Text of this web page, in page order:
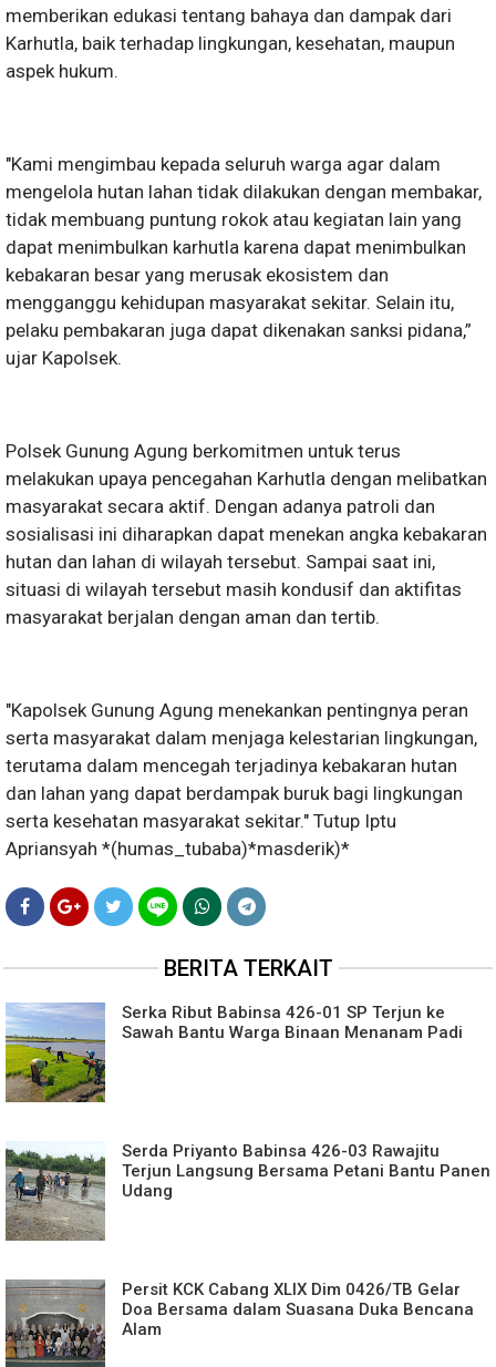
memberikan edukasi tentang bahaya dan dampak dari
Karhutla, baik terhadap lingkungan, kesehatan, maupun
aspek hukum.
"Kami mengimbau kepada seluruh warga agar dalam
mengelola hutan lahan tidak dilakukan dengan membakar,
tidak membuang puntung rokok atau kegiatan lain yang
dapat menimbulkan karhutla karena dapat menimbulkan
kebakaran besar yang merusak ekosistem dan
mengganggu kehidupan masyarakat sekitar. Selain itu,
pelaku pembakaran juga dapat dikenakan sanksi pidana,”
ujar Kapolsek.
Polsek Gunung Agung berkomitmen untuk terus
melakukan upaya pencegahan Karhutla dengan melibatkan
masyarakat secara aktif. Dengan adanya patroli dan
sosialisasi ini diharapkan dapat menekan angka kebakaran
hutan dan lahan di wilayah tersebut. Sampai saat ini,
situasi di wilayah tersebut masih kondusif dan aktifitas
masyarakat berjalan dengan aman dan tertib.
"Kapolsek Gunung Agung menekankan pentingnya peran
serta masyarakat dalam menjaga kelestarian lingkungan,
terutama dalam mencegah terjadinya kebakaran hutan
dan lahan yang dapat berdampak buruk bagi lingkungan
serta kesehatan masyarakat sekitar." Tutup Iptu
Apriansyah *(humas_tubaba)*masderik)*
BERITA TERKAIT
Serka Ribut Babinsa 426-01 SP Terjun ke
Sawah Bantu Warga Binaan Menanam Padi
Serda Priyanto Babinsa 426-03 Rawajitu
Terjun Langsung Bersama Petani Bantu Panen
Udang
Persit KCK Cabang XLIX Dim 0426/TB Gelar
Doa Bersama dalam Suasana Duka Bencana
Alam